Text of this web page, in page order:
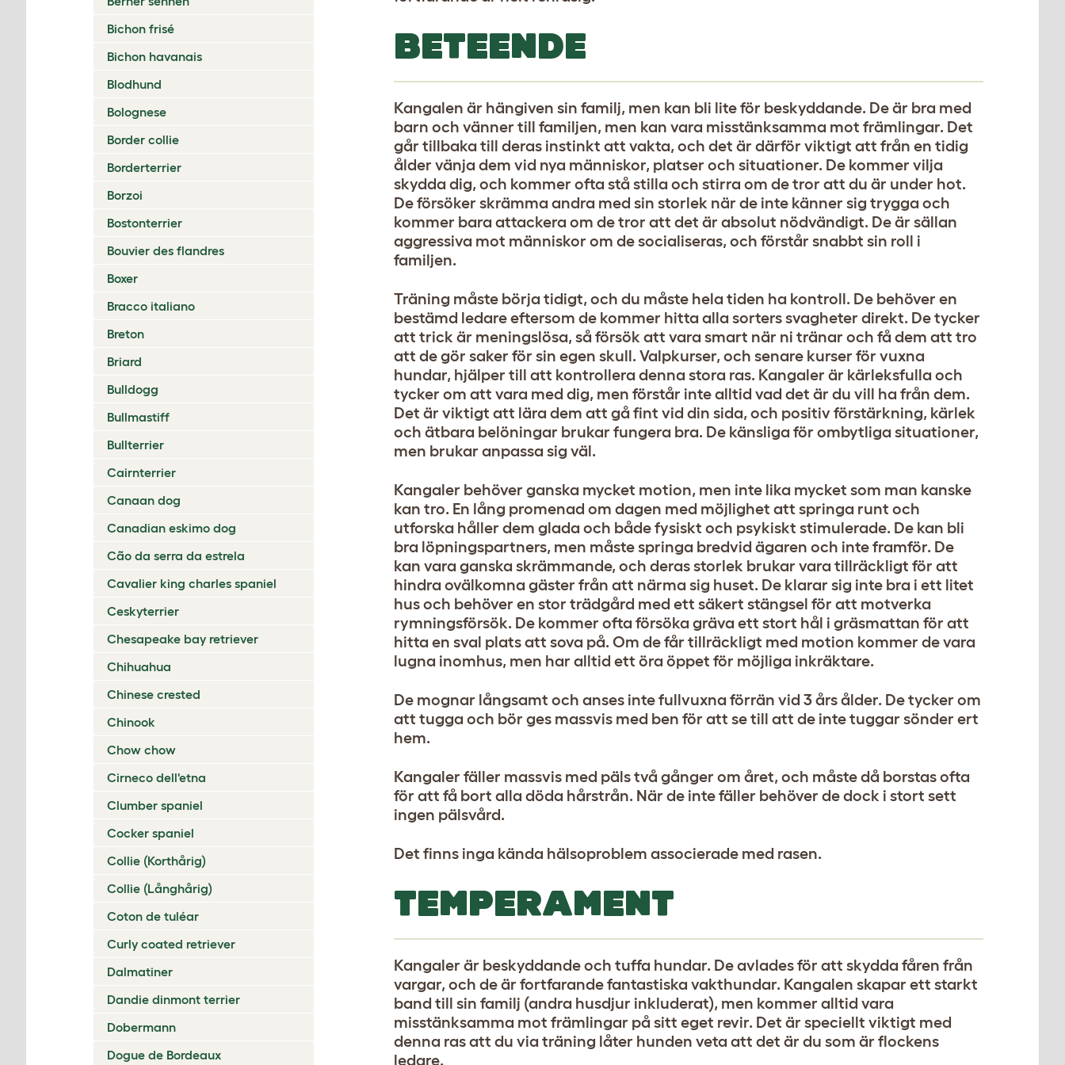
Bichon frisé
Bichon havanais
Blodhund
Bolognese
Border collie
Borderterrier
Borzoi
Bostonterrier
Bouvier des flandres
Boxer
Bracco italiano
Breton
Briard
Bulldogg
Bullmastiff
Bullterrier
Cairnterrier
Canaan dog
Canadian eskimo dog
Cão da serra da estrela
Cavalier king charles spaniel
Ceskyterrier
Chesapeake bay retriever
Chihuahua
Chinese crested
Chinook
Chow chow
Cirneco dell'etna
Clumber spaniel
Cocker spaniel
Collie (Korthårig)
Collie (Långhårig)
Coton de tuléar
Curly coated retriever
Dalmatiner
Dandie dinmont terrier
Dobermann
Dogue de Bordeaux
BETEENDE
Kangalen är hängiven sin familj, men kan bli lite för beskyddande. De är bra med
barn och vänner till familjen, men kan vara misstänksamma mot främlingar. Det
går tillbaka till deras instinkt att vakta, och det är därför viktigt att från en tidig
ålder vänja dem vid nya människor, platser och situationer. De kommer vilja
skydda dig, och kommer ofta stå stilla och stirra om de tror att du är under hot.
De försöker skrämma andra med sin storlek när de inte känner sig trygga och
kommer bara attackera om de tror att det är absolut nödvändigt. De är sällan
aggressiva mot människor om de socialiseras, och förstår snabbt sin roll i
familjen.
Träning måste börja tidigt, och du måste hela tiden ha kontroll. De behöver en
bestämd ledare eftersom de kommer hitta alla sorters svagheter direkt. De tycker
att trick är meningslösa, så försök att vara smart när ni tränar och få dem att tro
att de gör saker för sin egen skull. Valpkurser, och senare kurser för vuxna
hundar, hjälper till att kontrollera denna stora ras. Kangaler är kärleksfulla och
tycker om att vara med dig, men förstår inte alltid vad det är du vill ha från dem.
Det är viktigt att lära dem att gå fint vid din sida, och positiv förstärkning, kärlek
och ätbara belöningar brukar fungera bra. De känsliga för ombytliga situationer,
men brukar anpassa sig väl.
Kangaler behöver ganska mycket motion, men inte lika mycket som man kanske
kan tro. En lång promenad om dagen med möjlighet att springa runt och
utforska håller dem glada och både fysiskt och psykiskt stimulerade. De kan bli
bra löpningspartners, men måste springa bredvid ägaren och inte framför. De
kan vara ganska skrämmande, och deras storlek brukar vara tillräckligt för att
hindra ovälkomna gäster från att närma sig huset. De klarar sig inte bra i ett litet
hus och behöver en stor trädgård med ett säkert stängsel för att motverka
rymningsförsök. De kommer ofta försöka gräva ett stort hål i gräsmattan för att
hitta en sval plats att sova på. Om de får tillräckligt med motion kommer de vara
lugna inomhus, men har alltid ett öra öppet för möjliga inkräktare.
De mognar långsamt och anses inte fullvuxna förrän vid 3 års ålder. De tycker om
att tugga och bör ges massvis med ben för att se till att de inte tuggar sönder ert
hem.
Kangaler fäller massvis med päls två gånger om året, och måste då borstas ofta
för att få bort alla döda hårstrån. När de inte fäller behöver de dock i stort sett
ingen pälsvård.
Det finns inga kända hälsoproblem associerade med rasen.
TEMPERAMENT
Kangaler är beskyddande och tuffa hundar. De avlades för att skydda fåren från
vargar, och de är fortfarande fantastiska vakthundar. Kangalen skapar ett starkt
band till sin familj (andra husdjur inkluderat), men kommer alltid vara
misstänksamma mot främlingar på sitt eget revir. Det är speciellt viktigt med
denna ras att du via träning låter hunden veta att det är du som är flockens
ledare.